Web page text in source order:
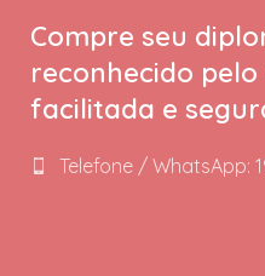
Compre seu
reconhecido pelo
facilitada e
Telefone / WhatsApp: